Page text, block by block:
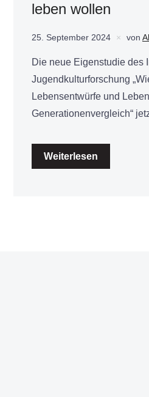
leben wollen
25. September 2024 von
Die neue Eigenstudie des
Jugendkulturforschung
Lebensentwürfe und
Generationenvergleich“
Weiterlesen